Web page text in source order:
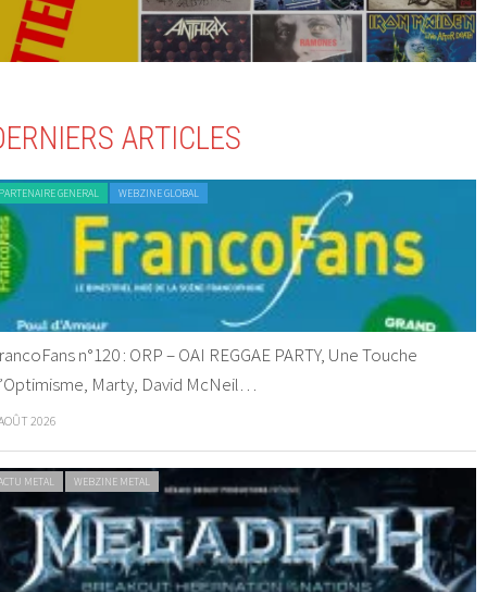
ARTICLES
GENERAL WEBZINE GLOBAL
n°120 : ORP – OAI REGGAE PARTY, Une Touche
Marty, David McNeil…
2026
METAL WEBZINE METAL